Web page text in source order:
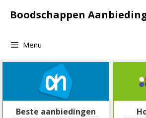
naarBoodschappen
Menu
Beste aanbiedingen